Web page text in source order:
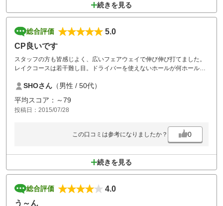
続きを見る
総合評価
5.0
CP良いです
スタッフの方も皆感じよく、広いフェアウェイで伸び伸び打てました。
レイクコースは若干難し目。ドライバーを使えないホールが何ホールか
し残念なのは、グリーンがかなり遅いこと。また、ボールマークを直し
ていない人が多く、1ホールで2～3個のマークを直してきました。アル
カリ温泉は気持ちよく、ワンハーフでこの料金ならまた来てみたいゴル
フ場です。
SHOさん （男性 / 50代）
平均スコア：～79
投稿日：2015/07/28
この口コミは参考になりましたか？ 0
続きを見る
総合評価
4.0
う～ん